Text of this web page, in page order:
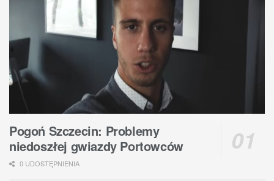
Pogoń Szczecin: Problemy
niedoszłej gwiazdy Portowców
0 UDOSTĘPNIENIA